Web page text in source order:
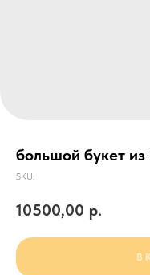
большой букет
SKU:
10500,00 р.
В